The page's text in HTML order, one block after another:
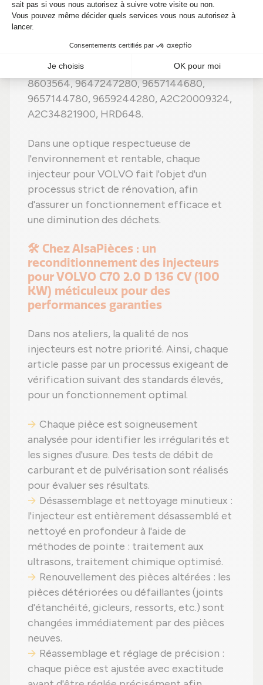
constructeur : 1373550, 1980J5, 1980Z0,
36000318, 36000319, 3M5Q-9F593-EA,
3M5Q9F593EB, 5WS40044, 5WS40156,
5WS40156-5Z, 5WS40156-Z, 5WS401565Z,
8603564, 9647247280, 9657144680,
9657144780, 9659244280, A2C20009324,
A2C34821900, HRD648.
Dans une optique respectueuse de
l'environnement et rentable, chaque
injecteur pour VOLVO fait l'objet d'un
processus strict de rénovation, afin
d'assurer un fonctionnement efficace et
une diminution des déchets.
🛠️ Chez AlsaPièces : un
reconditionnement des injecteurs
pour VOLVO C70 2.0 D 136 CV (100
KW) méticuleux pour des
performances garanties
Dans nos ateliers, la qualité de nos
injecteurs est notre priorité. Ainsi, chaque
article passe par un processus exigeant de
vérification suivant des standards élevés,
pour un fonctionnement optimal.
Chaque pièce est soigneusement
analysée pour identifier les irrégularités et
les signes d'usure. Des tests de débit de
carburant et de pulvérisation sont réalisés
pour évaluer ses résultats.
Désassemblage et nettoyage minutieux :
l'injecteur est entièrement désassemblé et
nettoyé en profondeur à l'aide de
méthodes de pointe : traitement aux
ultrasons, traitement chimique optimisé.
Renouvellement des pièces altérées : les
pièces détériorées ou défaillantes (joints
d'étanchéité, gicleurs, ressorts, etc.) sont
changées immédiatement par des pièces
neuves.
Réassemblage et réglage de précision :
chaque pièce est ajustée avec exactitude